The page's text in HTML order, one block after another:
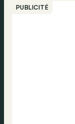
PUBLICITÉ